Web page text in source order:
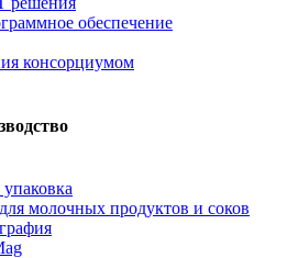
обеспечение
консорциумом
молочных продуктов и соков